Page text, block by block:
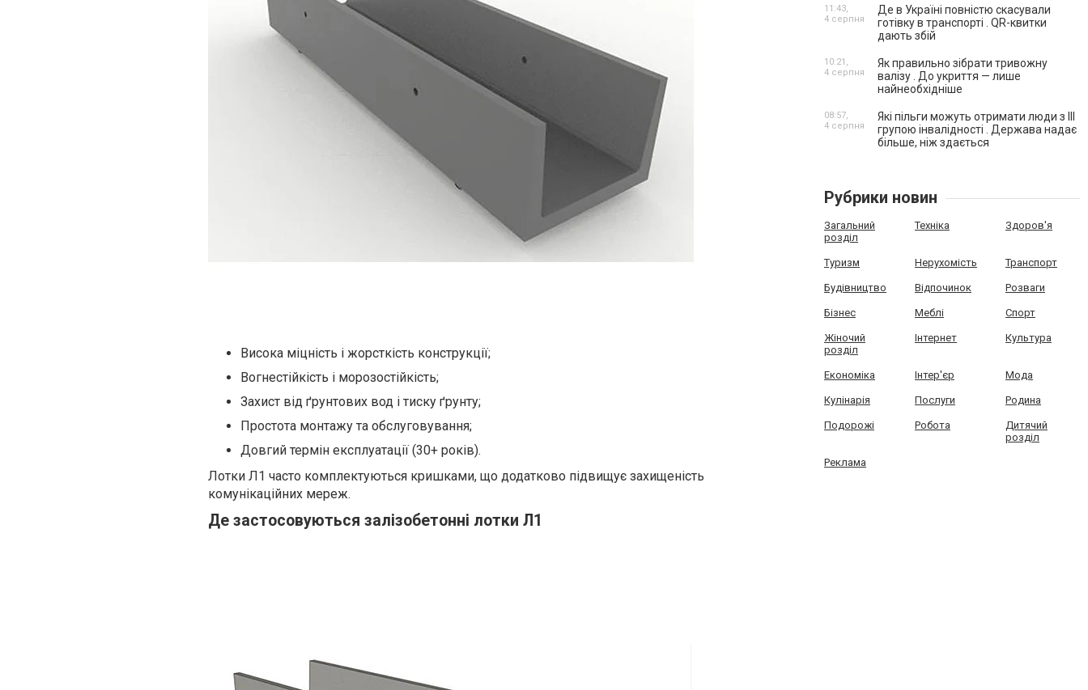
Висока міцність і жорсткість конструкції;
Вогнестійкість і морозостійкість;
Захист від ґрунтових вод і тиску ґрунту;
Простота монтажу та обслуговування;
Довгий термін експлуатації (30+ років).
Лотки Л1 часто комплектуються кришками, що додатково підвищує захищеність
комунікаційних мереж.
Де застосовуються залізобетонні лотки Л1
Де в Україні повністю скасували
готівку в транспорті . QR-квитки
дають збій
11:43,
4 серпня
Як правильно зібрати тривожну
валізу . До укриття — лише
найнеобхідніше
10:21,
4 серпня
Які пільги можуть отримати люди з III
групою інвалідності . Держава надає
більше, ніж здається
08:57,
4 серпня
Рубрики новин
Загальний
розділ
Техніка Здоров'я
Туризм Нерухомість Транспорт
Будівництво Відпочинок Розваги
Бізнес Меблі Спорт
Жіночий
розділ
Інтернет Культура
Економіка Інтер'єр Мода
Кулінарія Послуги Родина
Подорожі Робота
Дитячий
розділ
Реклама